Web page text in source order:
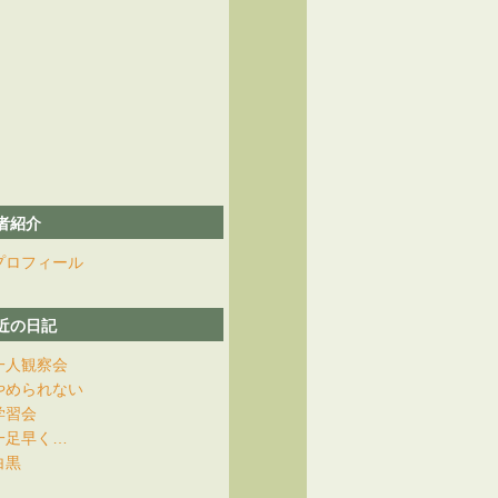
紹介
ロフィール
の日記
人観察会
められない
習会
足早く…
黒